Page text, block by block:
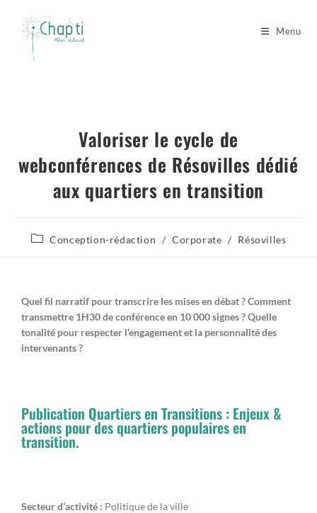
Menu
Valoriser le cycle de
webconférences de Résovilles dédié
aux quartiers en transition
Conception-rédaction / Corporate / Résovilles
Quel fil narratif pour transcrire les mises en débat ? Comment
transmettre 1H30 de conférence en 10 000 signes ? Quelle
tonalité pour respecter l’engagement et la personnalité des
intervenants ?
Publication Quartiers en Transitions : Enjeux &
actions pour des quartiers populaires en
transition.
Secteur d’activité : Politique de la ville